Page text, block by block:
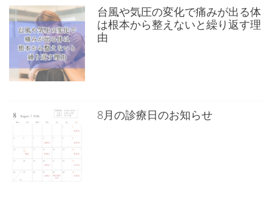
台風や気圧の変化で痛みが出る体
は根本から整えないと繰り返す理
由
8月の診療日のお知らせ